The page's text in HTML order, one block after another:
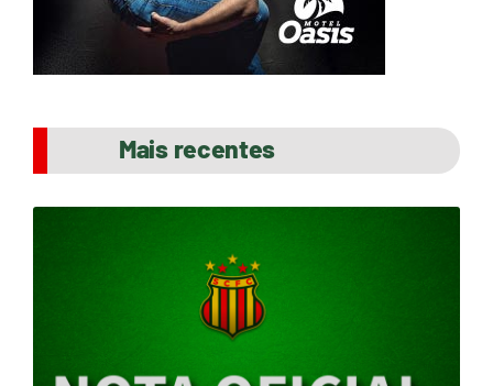
Mais recentes